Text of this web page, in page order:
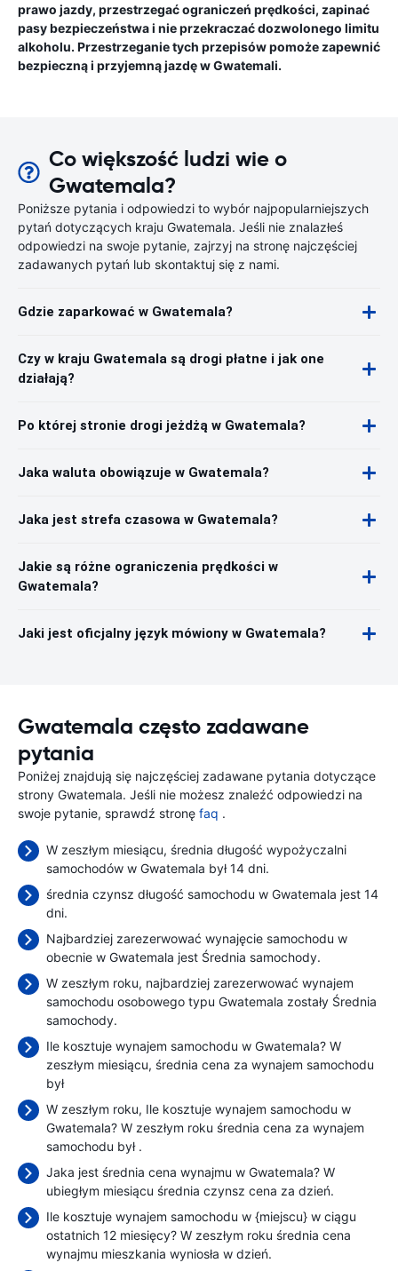
prawo jazdy, przestrzegać ograniczeń prędkości, zapinać
pasy bezpieczeństwa i nie przekraczać dozwolonego limitu
alkoholu. Przestrzeganie tych przepisów pomoże zapewnić
bezpieczną i przyjemną jazdę w Gwatemali.
Co większość ludzi wie o
Gwatemala?
Poniższe pytania i odpowiedzi to wybór najpopularniejszych
pytań dotyczących kraju Gwatemala. Jeśli nie znalazłeś
odpowiedzi na swoje pytanie, zajrzyj na stronę najczęściej
zadawanych pytań lub skontaktuj się z nami.
Gdzie zaparkować w Gwatemala?
Czy w kraju Gwatemala są drogi płatne i jak one
działają?
Po której stronie drogi jeżdżą w Gwatemala?
Jaka waluta obowiązuje w Gwatemala?
Jaka jest strefa czasowa w Gwatemala?
Jakie są różne ograniczenia prędkości w
Gwatemala?
Jaki jest oficjalny język mówiony w Gwatemala?
Gwatemala często zadawane
pytania
Poniżej znajdują się najczęściej zadawane pytania dotyczące
strony Gwatemala. Jeśli nie możesz znaleźć odpowiedzi na
swoje pytanie, sprawdź stronę faq .
W zeszłym miesiącu, średnia długość wypożyczalni
samochodów w Gwatemala był 14 dni.
średnia czynsz długość samochodu w Gwatemala jest 14
dni.
Najbardziej zarezerwować wynajęcie samochodu w
obecnie w Gwatemala jest Średnia samochody.
W zeszłym roku, najbardziej zarezerwować wynajem
samochodu osobowego typu Gwatemala zostały Średnia
samochody.
Ile kosztuje wynajem samochodu w Gwatemala? W
zeszłym miesiącu, średnia cena za wynajem samochodu
był
W zeszłym roku, Ile kosztuje wynajem samochodu w
Gwatemala? W zeszłym roku średnia cena za wynajem
samochodu był .
Jaka jest średnia cena wynajmu w Gwatemala? W
ubiegłym miesiącu średnia czynsz cena za dzień.
Ile kosztuje wynajem samochodu w {miejscu} w ciągu
ostatnich 12 miesięcy? W zeszłym roku średnia cena
wynajmu mieszkania wyniosła w dzień.